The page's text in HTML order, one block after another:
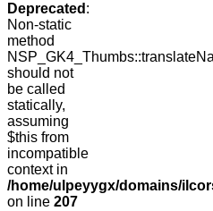
Deprecated :
Non-static
method
should not
be called
statically,
assuming
$this from
incompatible
context in
/home/ulpeyygx/domains/
on line 207